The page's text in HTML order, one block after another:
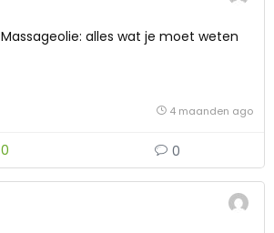
Massageolie: alles wat je moet weten
4 maanden ago
0 0